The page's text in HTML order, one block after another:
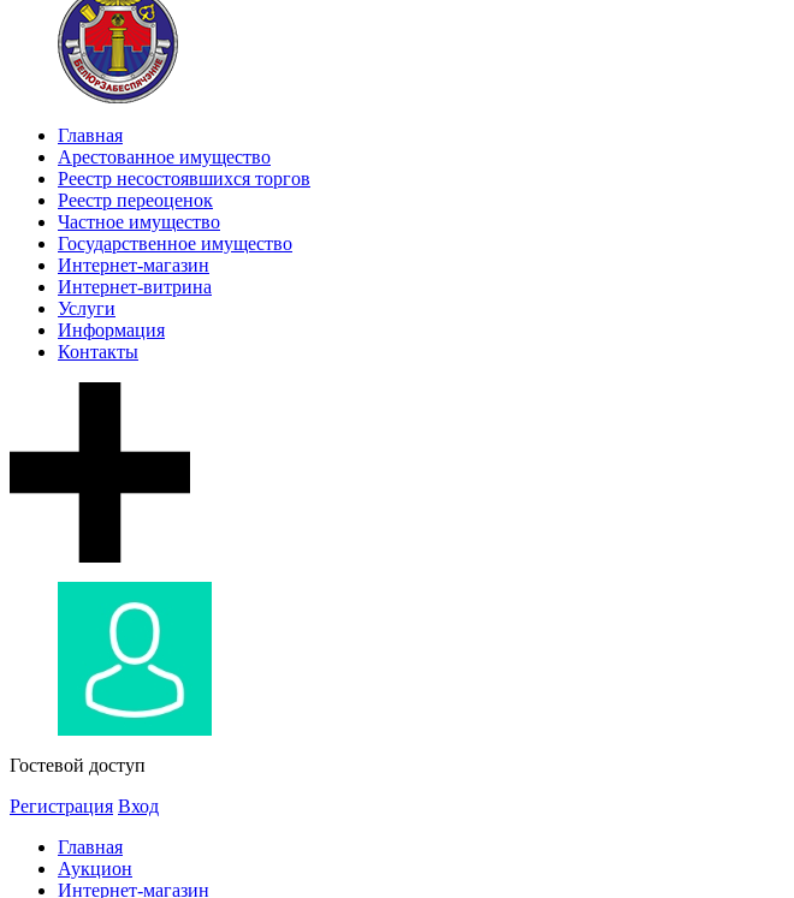
Главная
Арестованное имущество
Реестр несостоявшихся торгов
Реестр переоценок
Частное имущество
Государственное имущество
Интернет-магазин
Интернет-витрина
Услуги
Информация
Контакты
Гостевой доступ
Регистрация Вход
Главная
Аукцион
Интернет-магазин